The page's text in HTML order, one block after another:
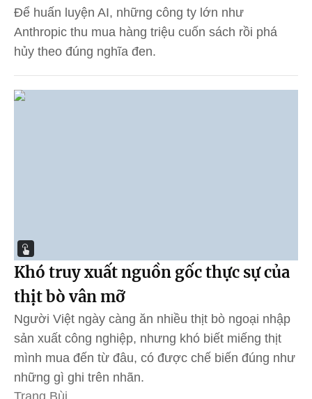
Để huấn luyện AI, những công ty lớn như
Anthropic thu mua hàng triệu cuốn sách rồi phá
hủy theo đúng nghĩa đen.
Khó truy xuất nguồn gốc thực sự của
thịt bò vân mỡ
Người Việt ngày càng ăn nhiều thịt bò ngoại nhập
sản xuất công nghiệp, nhưng khó biết miếng thịt
mình mua đến từ đâu, có được chế biến đúng như
những gì ghi trên nhãn.